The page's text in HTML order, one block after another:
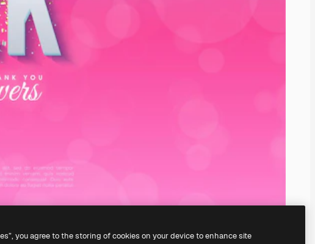
you agree to the storing of cookies on your device to enhance site